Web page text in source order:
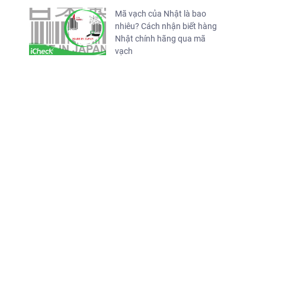
Mã vạch của Nhật là bao
nhiêu? Cách nhận biết hàng
Nhật chính hãng qua mã
vạch